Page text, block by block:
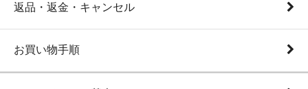
返品・返金・キャンセル
お買い物手順